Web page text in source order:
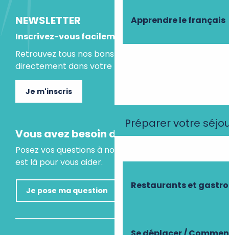
Apprendre le français
Préparer votre
Restaurants et
NEWSLETTER
Inscrivez-vous facilement
Retrouvez tous nos bons plans et idées séjours
directement dans votre boite mail.
Je m'inscris
Vous avez besoin d'un conseil ?
Posez vos questions à notre assistant virtuel, il
est là pour vous aider.
Je pose ma question